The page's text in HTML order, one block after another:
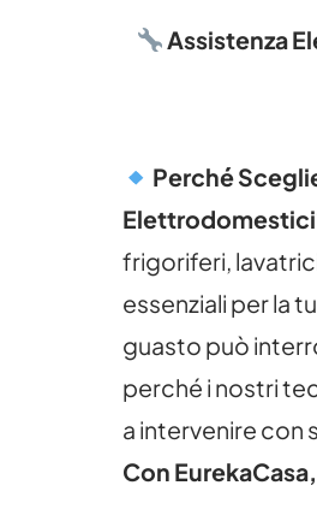
Assistenza
Perché
frigoriferi,
essenziali per la
guasto può
perché i nostri
a intervenire con
Con